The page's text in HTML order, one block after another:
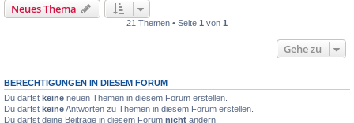
Neues Thema
21 Themen • Seite 1 von 1
Gehe zu
BERECHTIGUNGEN IN DIESEM FORUM
Du darfst keine neuen Themen in diesem Forum erstellen.
Du darfst keineAntworten zu Themen in diesem Forum erstellen.
Du darfst deine Beiträge in diesem Forum nicht ändern.